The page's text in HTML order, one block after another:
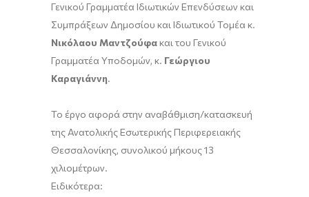
Γενικού Γραμματέα Ιδιωτικών Επενδύσεων και
Συμπράξεων Δημοσίου και Ιδιωτικού Τομέα κ.
Νικόλαου Μαντζούφακαι του Γενικού
Γραμματέα Υποδομών, κ. Γεώργιου
Καραγιάννη.
Το έργο αφορά στην αναβάθμιση/κατασκευή
της Ανατολικής Εσωτερικής Περιφερειακής
Θεσσαλονίκης, συνολικού μήκους 13
χιλιομέτρων.
Ειδικότερα: